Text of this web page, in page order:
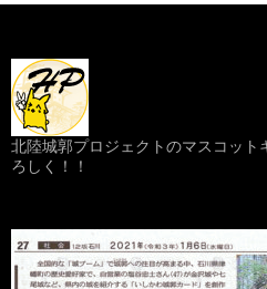
北陸城郭プロジェクトのマスコット
ろしく！！